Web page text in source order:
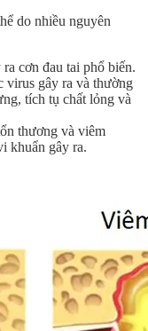
do nhiều nguyên
cơn đau tai phổ biến.
virus gây ra và thường
tích tụ chất lỏng và
thương và viêm
khuẩn gây ra.